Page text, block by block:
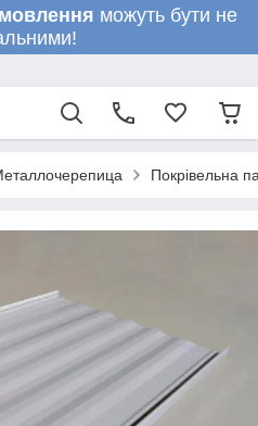
можуть бути не
Покрівельна